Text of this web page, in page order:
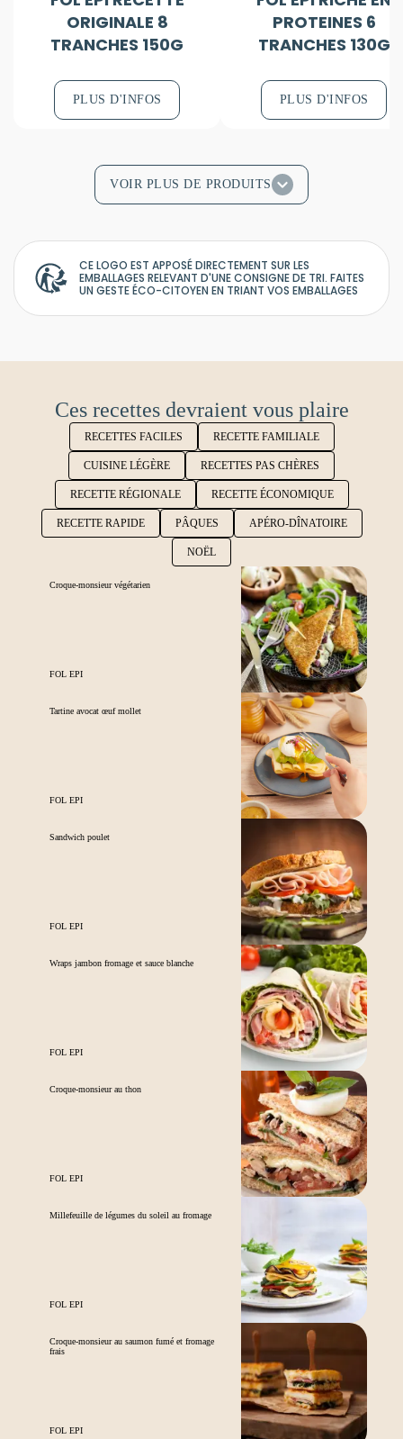
ORIGINALE 8
TRANCHES 150G
PLUS D'INFOS
PROTEINES 6
TRANCHES 130G
PLUS D'INFOS
VOIR PLUS DE PRODUITS
CE LOGO EST APPOSÉ DIRECTEMENT SUR LES
EMBALLAGES RELEVANT D'UNE CONSIGNE DE TRI. FAITES
UN GESTE ÉCO-CITOYEN EN TRIANT VOS EMBALLAGES
Ces recettes devraient vous plaire
RECETTES FACILES RECETTE FAMILIALE
CUISINE LÉGÈRE RECETTES PAS CHÈRES
RECETTE RÉGIONALE RECETTE ÉCONOMIQUE
RECETTE RAPIDE PÂQUES APÉRO-DÎNATOIRE
NOËL
Croque-monsieur végétarien
FOL EPI
Tartine avocat œuf mollet
FOL EPI
Sandwich poulet
FOL EPI
Wraps jambon fromage et sauce blanche
FOL EPI
Croque-monsieur au thon
FOL EPI
Millefeuille de légumes du soleil au fromage
FOL EPI
Croque-monsieur au saumon fumé et fromage
frais
FOL EPI